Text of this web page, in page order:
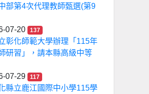
部第4次代理教師甄選(第9
07-20
137
彰化師範大學辦理「115年
研習」，請本縣高級中等
07-29
117
縣立鹿江國際中小學115學